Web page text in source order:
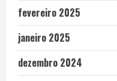
fevereiro 2025
janeiro 2025
dezembro 2024